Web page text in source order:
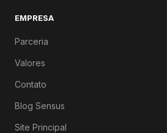
EMPRESA
Parceria
Valores
Contato
Blog Sensus
Site Principal